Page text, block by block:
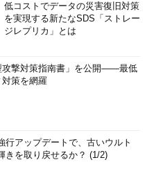
低コストでデータの災害復旧対策
を実現する新たなSDS「ストレー
ジレプリカ」とは
攻撃対策指南書」を公開――最低
策を網羅
行アップデートで、古いウルト
きを取り戻せるか？ (1/2)